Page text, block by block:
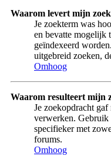
Waarom levert mijn
Je zoekterm was
en bevatte mogelijk
geïndexeerd
uitgebreid zoeken,
Omhoog
Waarom resulteert mijn
Je zoekopdracht gaf
verwerken. Gebruik
specifieker met
forums.
Omhoog